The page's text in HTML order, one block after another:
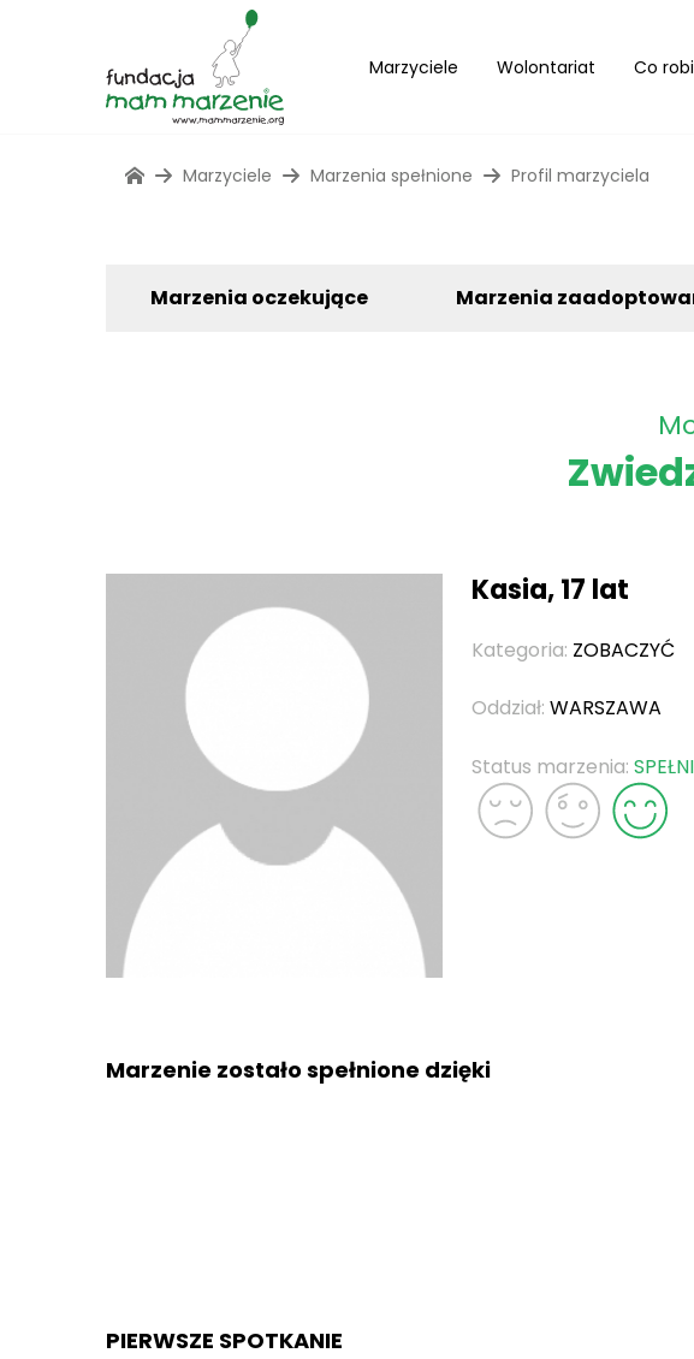
Marzyciele Wolontariat Co
Marzyciele Marzenia spełnione Profil marzyciela
Marzenia oczekujące Marzenia
Kasia, 17 lat
Kategoria: ZOBACZYĆ
Oddział: WARSZAWA
Status marzenia:
Marzenie zostało spełnione dzięki
PIERWSZE SPOTKANIE